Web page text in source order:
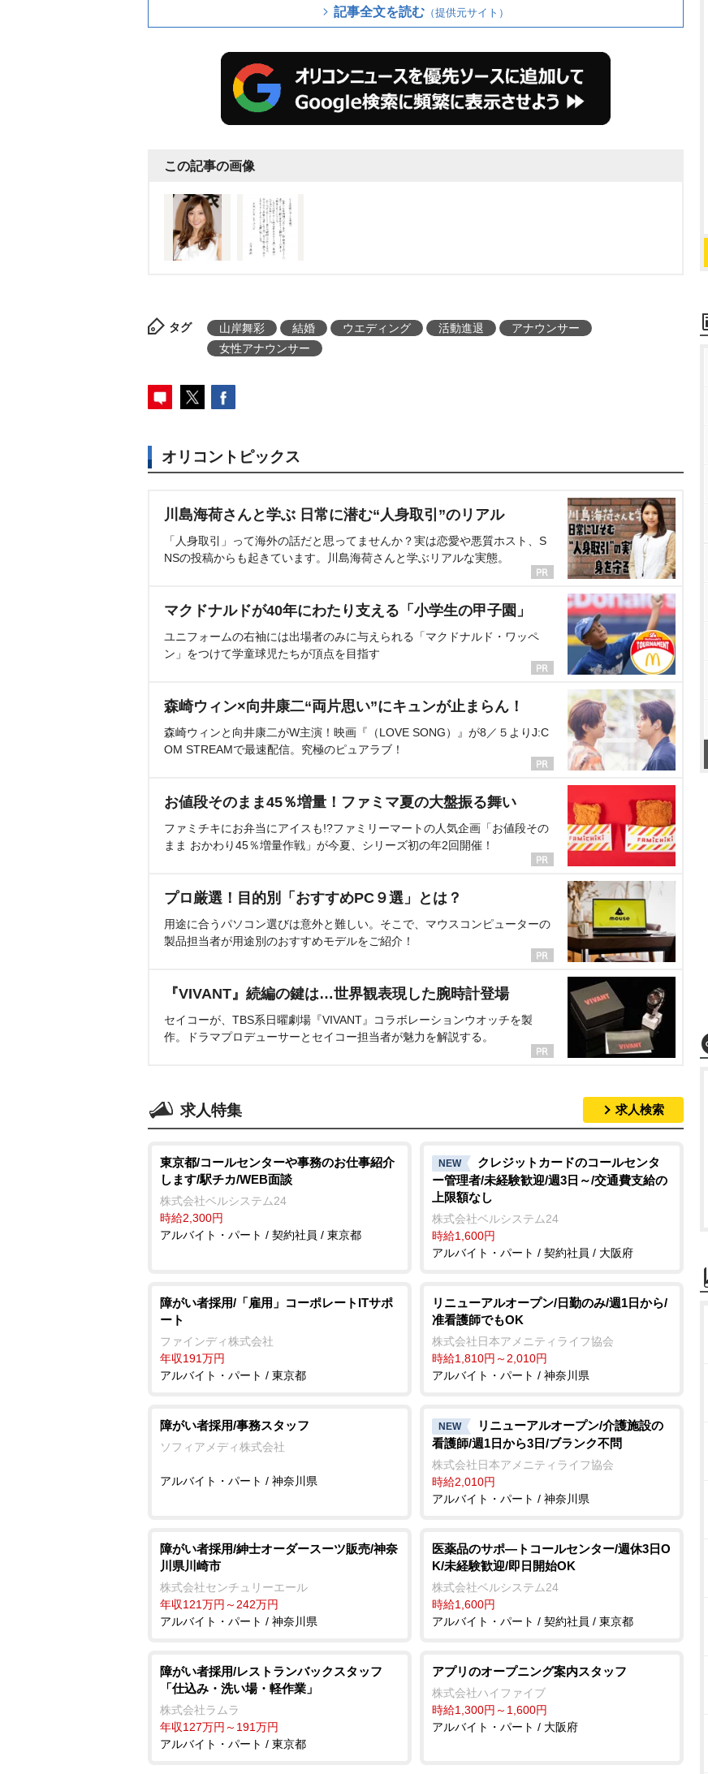
記事全文を読む （提供元サイト）
この記事の画像
タグ 山岸舞彩 結婚 ウエディング 活動進退
アナウンサー
女性アナウンサー
オリコントピックス
川島海荷さんと学ぶ 日常に潜む“人身取引”のリアル
「人身取引」って海外の話だと思ってませんか？実は恋愛や悪質ホスト、S
NSの投稿からも起きています。川島海荷さんと学ぶリアルな実態。
マクドナルドが40年にわたり支える「小学生の甲子園」
ユニフォームの右袖には出場者のみに与えられる「マクドナルド・ワッペ
ン」をつけて学童球児たちが頂点を目指す
森崎ウィン×向井康二“両片思い”にキュンが止まらん！
森崎ウィンと向井康二がW主演！映画『（LOVE SONG）』が8／５よりJ:C
OM STREAMで最速配信。究極のピュアラブ！
お値段そのまま45％増量！ファミマ夏の大盤振る舞い
ファミチキにお弁当にアイスも!?ファミリーマートの人気企画「お値段その
まま おかわり45％増量作戦」が今夏、シリーズ初の年2回開催！
プロ厳選！目的別「おすすめPC９選」とは？
用途に合うパソコン選びは意外と難しい。そこで、マウスコンピューターの
製品担当者が用途別のおすすめモデルをご紹介！
『VIVANT』続編の鍵は…世界観表現した腕時計登場
セイコーが、TBS系日曜劇場『VIVANT』コラボレーションウオッチを製
作。ドラマプロデューサーとセイコー担当者が魅力を解説する。
求人特集 求人検索
東京都/コールセンターや事務のお仕事紹介
します/駅チカ/WEB面談
株式会社ベルシステム24
時給2,300円
アルバイト・パート / 契約社員 / 東京都
NEW
クレジットカードのコールセンタ
ー管理者/未経験歓迎/週3日～/交通費支給の
上限額なし
株式会社ベルシステム24
時給1,600円
アルバイト・パート / 契約社員 / 大阪府
障がい者採用/「雇用」コーポレートITサポ
ート
ファインディ株式会社
年収191万円
アルバイト・パート / 東京都
リニューアルオープン/日勤のみ/週1日から/
准看護師でもOK
株式会社日本アメニティライフ協会
時給1,810円～2,010円
アルバイト・パート / 神奈川県
障がい者採用/事務スタッフ
ソフィアメディ株式会社
アルバイト・パート / 神奈川県
NEW
リニューアルオープン/介護施設の
看護師/週1日から3日/ブランク不問
株式会社日本アメニティライフ協会
時給2,010円
アルバイト・パート / 神奈川県
障がい者採用/紳士オーダースーツ販売/神奈
川県川崎市
株式会社センチュリーエール
年収121万円～242万円
アルバイト・パート / 神奈川県
医薬品のサポ―トコールセンター/週休3日O
K/未経験歓迎/即日開始OK
株式会社ベルシステム24
時給1,600円
アルバイト・パート / 契約社員 / 東京都
障がい者採用/レストランバックスタッフ
「仕込み・洗い場・軽作業」
株式会社ラムラ
年収127万円～191万円
アルバイト・パート / 東京都
アプリのオープニング案内スタッフ
株式会社ハイファイブ
時給1,300円～1,600円
アルバイト・パート / 大阪府